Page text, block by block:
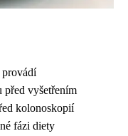
provádí
před vyšetřením
kolonoskopií
fázi diety